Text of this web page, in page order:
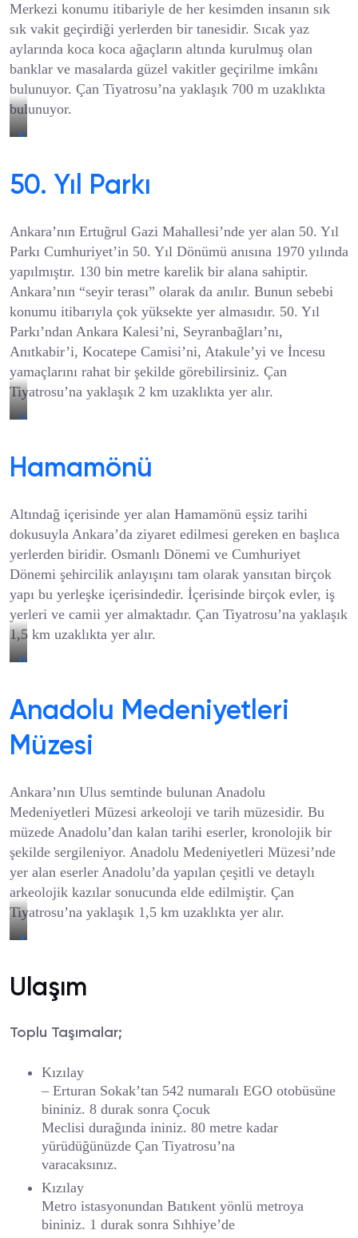
Merkezi konumu itibariyle de her kesimden insanın sık
sık vakit geçirdiği yerlerden bir tanesidir. Sıcak yaz
aylarında koca koca ağaçların altında kurulmuş olan
banklar ve masalarda güzel vakitler geçirilme imkânı
bulunuyor. Çan Tiyatrosu’na yaklaşık 700 m uzaklıkta
bulunuyor.
Kurtuluş
50. Yıl Parkı
Ankara’nın Ertuğrul Gazi Mahallesi’nde yer alan 50. Yıl
Parkı Cumhuriyet’in 50. Yıl Dönümü anısına 1970 yılında
yapılmıştır. 130 bin metre karelik bir alana sahiptir.
Ankara’nın “seyir terası” olarak da anılır. Bunun sebebi
konumu itibarıyla çok yüksekte yer almasıdır. 50. Yıl
Parkı’ndan Ankara Kalesi’ni, Seyranbağları’nı,
Anıtkabir’i, Kocatepe Camisi’ni, Atakule’yi ve İncesu
yamaçlarını rahat bir şekilde görebilirsiniz. Çan
Tiyatrosu’na yaklaşık 2 km uzaklıkta yer alır.
50.
Hamamönü
Altındağ içerisinde yer alan Hamamönü eşsiz tarihi
dokusuyla Ankara’da ziyaret edilmesi gereken en başlıca
yerlerden biridir. Osmanlı Dönemi ve Cumhuriyet
Dönemi şehircilik anlayışını tam olarak yansıtan birçok
yapı bu yerleşke içerisindedir. İçerisinde birçok evler, iş
yerleri ve camii yer almaktadır. Çan Tiyatrosu’na yaklaşık
1,5 km uzaklıkta yer alır.
Hamamönü
Anadolu Medeniyetleri
Müzesi
Ankara’nın Ulus semtinde bulunan Anadolu
Medeniyetleri Müzesi arkeoloji ve tarih müzesidir. Bu
müzede Anadolu’dan kalan tarihi eserler, kronolojik bir
şekilde sergileniyor. Anadolu Medeniyetleri Müzesi’nde
yer alan eserler Anadolu’da yapılan çeşitli ve detaylı
arkeolojik kazılar sonucunda elde edilmiştir. Çan
Tiyatrosu’na yaklaşık 1,5 km uzaklıkta yer alır.
Anadolu
Ulaşım
Toplu Taşımalar;
Kızılay
– Erturan Sokak’tan 542 numaralı EGO otobüsüne
bininiz. 8 durak sonra Çocuk
Meclisi durağında ininiz. 80 metre kadar
yürüdüğünüzde Çan Tiyatrosu’na
varacaksınız.
Kızılay
Metro istasyonundan Batıkent yönlü metroya
bininiz. 1 durak sonra Sıhhiye’de